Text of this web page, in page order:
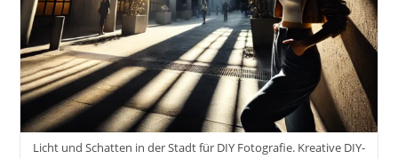
Licht und Schatten in der Stadt für DIY Fotografie. Kreative DIY-